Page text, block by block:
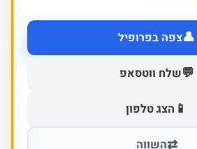
👤צפה בפרופיל
💬שלח ווטסאפ
📱 הצג טלפון
⇄השווה